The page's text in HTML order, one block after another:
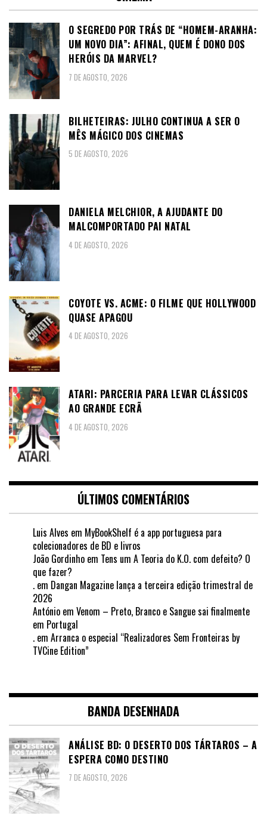
O SEGREDO POR TRÁS DE “HOMEM-ARANHA:
UM NOVO DIA”: AFINAL, QUEM É DONO DOS
HERÓIS DA MARVEL?
7 DE AGOSTO, 2026
BILHETEIRAS: JULHO CONTINUA A SER O
MÊS MÁGICO DOS CINEMAS
5 DE AGOSTO, 2026
DANIELA MELCHIOR, A AJUDANTE DO
MALCOMPORTADO PAI NATAL
4 DE AGOSTO, 2026
COYOTE VS. ACME: O FILME QUE HOLLYWOOD
QUASE APAGOU
4 DE AGOSTO, 2026
ATARI: PARCERIA PARA LEVAR CLÁSSICOS
AO GRANDE ECRÃ
4 DE AGOSTO, 2026
ÚLTIMOS COMENTÁRIOS
Luis Alves em MyBookShelf é a app portuguesa para
colecionadores de BD e livros
João Gordinho em Tens um A Teoria do K.O. com defeito? O
que fazer?
. em Dangan Magazine lança a terceira edição trimestral de
2026
António em Venom – Preto, Branco e Sangue sai finalmente
em Portugal
. em Arranca o especial “Realizadores Sem Fronteiras by
TVCine Edition”
BANDA DESENHADA
ANÁLISE BD: O DESERTO DOS TÁRTAROS – A
ESPERA COMO DESTINO
7 DE AGOSTO, 2026